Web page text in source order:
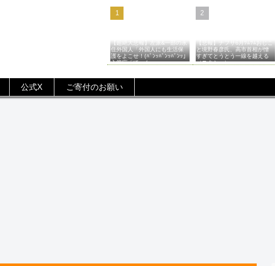
【超絶大悲報】左派&一部の永
住外国人「外国人にも生活保
護をよこせ！(ﾊﾞﾝｯﾊﾞﾝｯﾊﾞﾝｯ」
入管庁「ほーん…」→
【悲報】ナフサ6月ﾂﾑﾂﾑおじこ
と境野春彦氏、高市首相が憎
すぎてとうとう一線を越える
（スクショ）
公式X ご寄付のお願い